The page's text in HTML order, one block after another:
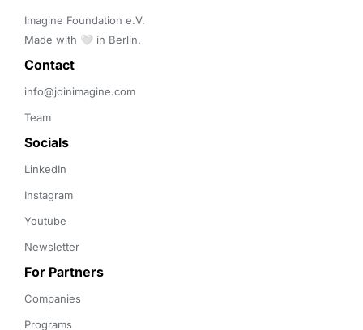
Imagine Foundation e.V.
Made with 🤍 in Berlin.
Contact
info@joinimagine.com
Team
Socials
LinkedIn
Instagram
Youtube
Newsletter
For Partners
Companies
Programs